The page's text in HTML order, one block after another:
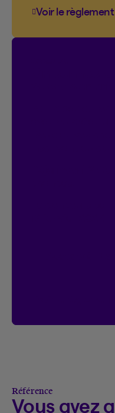
Voir le règlement
Voir le
Référence
Vous avez